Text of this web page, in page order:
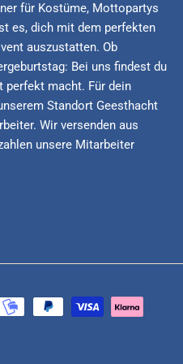
für Kostüme, Mottopartys
es, dich mit dem perfekten
auszustatten. Ob
Bei uns findest du
perfekt macht. Für dein
Standort Geesthacht
Wir versenden aus
unsere Mitarbeiter